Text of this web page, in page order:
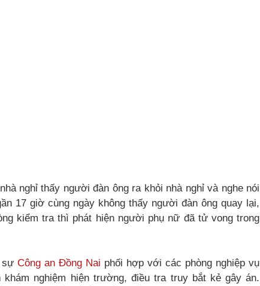
nghỉ thấy người đàn ông ra khỏi nhà nghỉ và nghe nói
17 giờ cùng ngày không thấy người đàn ông quay lại,
kiểm tra thì phát hiện người phụ nữ đã tử vong trong
sự Công an Đồng Nai phối hợp với các phòng nghiệp vụ
khám nghiệm hiện trường, điều tra truy bắt kẻ gây án.